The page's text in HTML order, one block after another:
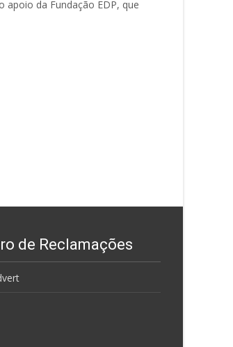
apoio da Fundação EDP, que
de Reclamações